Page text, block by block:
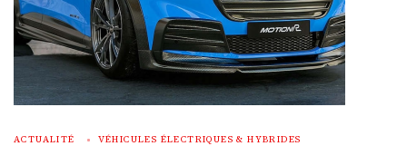
ACTUALITÉ VÉHICULES ÉLECTRIQUES & HYBRIDES